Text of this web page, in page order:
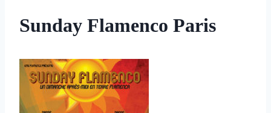
Sunday Flamenco Paris